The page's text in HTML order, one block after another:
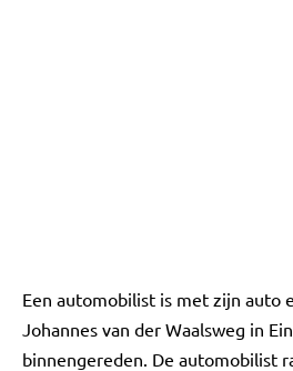
Een automobilist is met zijn auto
Johannes van der Waalsweg in
binnengereden. De automobilist